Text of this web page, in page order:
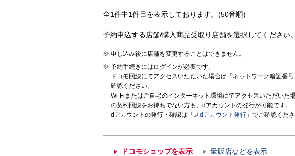
全1件中1件目を表示しております。(50音順)
予約申込する店舗/購入商品受取り店舗を選択してください。
申し込み後に店舗を変更することはできません。
予約手続きにはログインが必要です。
ドコモ回線にてアクセスいただいた場合は「ネットワーク暗証番
確認ください。
Wi-Fiまたはご自宅のインターネット環境にてアクセスいただい
の契約回線をお持ちでない方も、dアカウントの発行が可能です。
dアカウントの発行・確認は「
dアカウント発行 」でご確認くださ
ドコモショップを表示 量販店などを表示